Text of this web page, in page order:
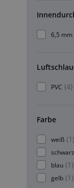
6,5 mm
PVC (4)
Farbe
weiß (1)
schwarz
blau (1)
gelb (1)